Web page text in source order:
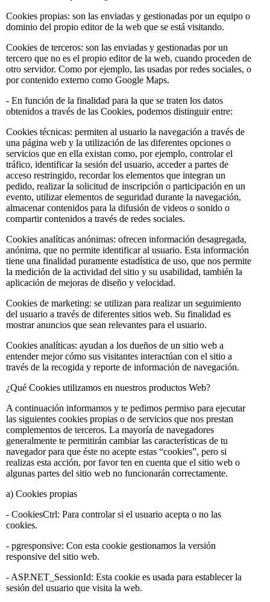
Cookies propias: son las enviadas y gestionadas por un equipo o
dominio del propio editor de la web que se está visitando.
Cookies de terceros: son las enviadas y gestionadas por un
tercero que no es el propio editor de la web, cuando proceden de
otro servidor. Como por ejemplo, las usadas por redes sociales, o
por contenido externo como Google Maps.
- En función de la finalidad para la que se traten los datos
obtenidos a través de las Cookies, podemos distinguir entre:
Cookies técnicas: permiten al usuario la navegación a través de
una página web y la utilización de las diferentes opciones o
servicios que en ella existan como, por ejemplo, controlar el
tráfico, identificar la sesión del usuario, acceder a partes de
acceso restringido, recordar los elementos que integran un
pedido, realizar la solicitud de inscripción o participación en un
evento, utilizar elementos de seguridad durante la navegación,
almacenar contenidos para la difusión de videos o sonido o
compartir contenidos a través de redes sociales.
Cookies analíticas anónimas: ofrecen información desagregada,
anónima, que no permite identificar al usuario. Esta información
tiene una finalidad puramente estadística de uso, que nos permite
la medición de la actividad del sitio y su usabilidad, también la
aplicación de mejoras de diseño y velocidad.
Cookies de marketing: se utilizan para realizar un seguimiento
del usuario a través de diferentes sitios web. Su finalidad es
mostrar anuncios que sean relevantes para el usuario.
Cookies analíticas: ayudan a los dueños de un sitio web a
entender mejor cómo sus visitantes interactúan con el sitio a
través de la recogida y reporte de información de navegación.
¿Qué Cookies utilizamos en nuestros productos Web?
A continuación informamos y te pedimos permiso para ejecutar
las siguientes cookies propias o de servicios que nos prestan
complementos de terceros. La mayoría de navegadores
generalmente te permitirán cambiar las características de tu
navegador para que éste no acepte estas “cookies”, pero si
realizas esta acción, por favor ten en cuenta que el sitio web o
algunas partes del sitio web no funcionarán correctamente.
a) Cookies propias
- CookiesCtrl: Para controlar si el usuario acepta o no las
cookies.
- pgresponsive: Con esta cookie gestionamos la versión
responsive del sitio web.
- ASP.NET_SessionId: Esta cookie es usada para establecer la
sesión del usuario que visita la web.